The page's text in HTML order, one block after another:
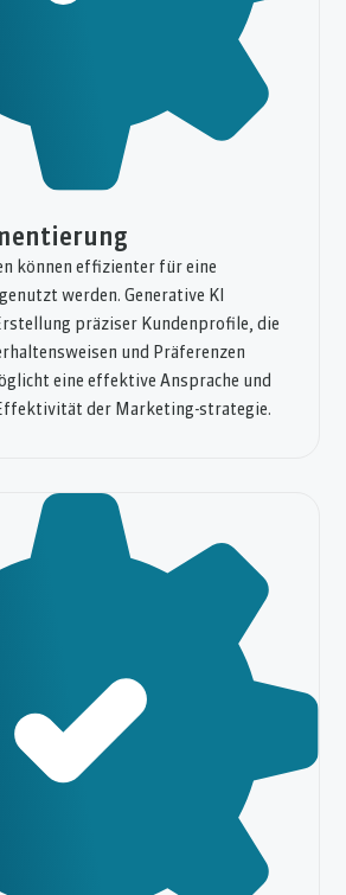
können effizienter für eine
werden. Generative KI
präziser Kundenprofile, die
und Präferenzen
eine effektive Ansprache und
der Marketing-strategie.